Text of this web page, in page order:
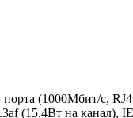
(1000Мбит/с,
(15,4Вт на канал),